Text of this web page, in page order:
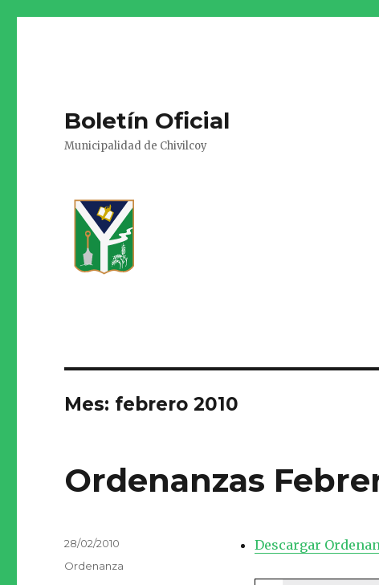
Boletín Oficial
Municipalidad de Chivilcoy
Mes: febrero 2010
Ordenanzas
Descargar
Publicado
el
28/02/2010
Categorías
Ordenanza